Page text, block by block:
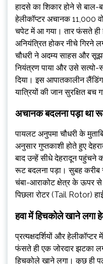
हादसे का शिकार होने से बाल-
हेलीकॉप्टर अचानक 11,000
चपेट में आ गया। तार फंसते ही
अनियंत्रित होकर नीचे गिरने
चौधरी ने अदम्य साहस और
नियंत्रण पाया और उसे
दिया। इस आपातकालीन
यात्रियों की जान सुरक्षित बच
अचानक बदलना पड़ा था
​पायलट अनुपमा चौधरी के
अनुसार गुप्तकाशी होते हुए
बाद उन्हें सीधे देहरादून पहुंचने
रूट बदलना पड़ा। सुबह
चंबा-आराकोट क्षेत्र के ऊपर
पिछला रोटर (Tail Rotor)
हवा में हिचकोले खाने लगा
​प्रत्यक्षदर्शियों और हेलीकॉप्टर
फंसते ही एक जोरदार झटका
हिचकोले खाने लगा। कुछ ही